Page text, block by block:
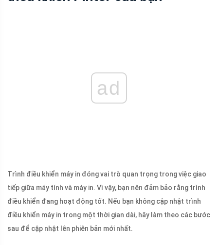
ad
Trình điều khiển máy in đóng vai trò quan trọng trong việc giao
tiếp giữa máy tính và máy in. Vì vậy, bạn nên đảm bảo rằng trình
điều khiển đang hoạt động tốt. Nếu bạn không cập nhật trình
điều khiển máy in trong một thời gian dài, hãy làm theo các bước
sau để cập nhật lên phiên bản mới nhất.